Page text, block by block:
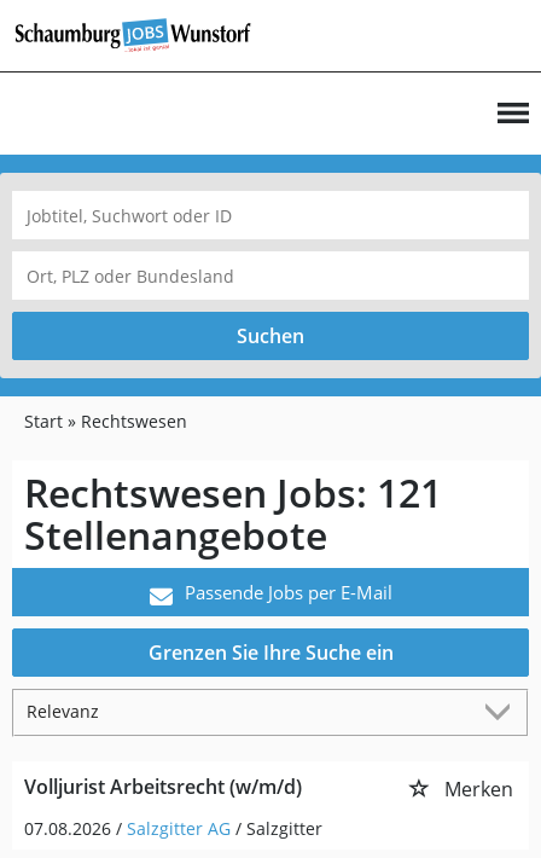
Suchen
Start Rechtswesen
Rechtswesen Jobs: 121
Stellenangebote
Passende Jobs per E-Mail
Grenzen Sie Ihre Suche ein
Volljurist Arbeitsrecht (w/m/d) Merken
07.08.2026 / Salzgitter AG / Salzgitter